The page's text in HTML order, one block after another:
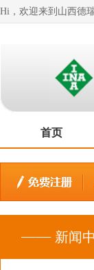
Hi，欢迎来到山西德
首页
新闻